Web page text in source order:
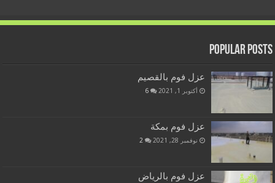
Popular Posts
عزل فوم بالقصيم
أكتوبر 1, 2021 6
عزل فوم بمكة
نوفمبر 28, 2021 2
عزل فوم بالرياض